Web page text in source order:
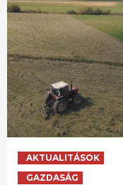
AKTUALITÁSOK
GAZDASÁG